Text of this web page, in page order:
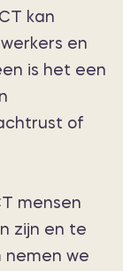
kan
en
is het een
of
mensen
zijn en te
nemen we